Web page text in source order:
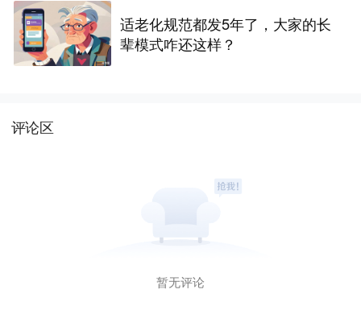
适老化规范都发5年了，大家的长
辈模式咋还这样？
评论区
暂无评论